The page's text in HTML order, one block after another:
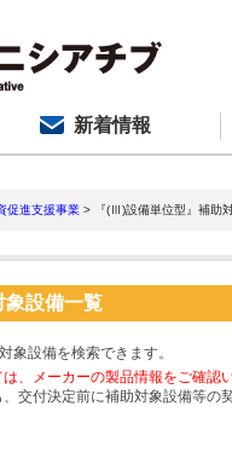
新着情報
促進支援事業 > 『(Ⅲ)設備単位型』補助
象設備一覧
象設備を検索できます。
、メーカーの製品情報をご確認
交付決定前に補助対象設備等の